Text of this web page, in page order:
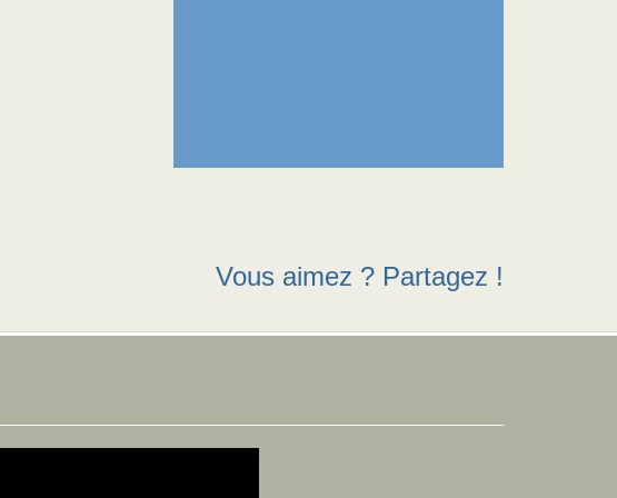
Vous aimez ? Partagez !